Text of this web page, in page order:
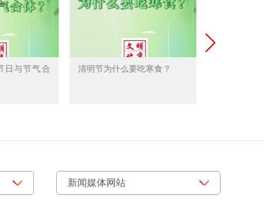
清明节为什么要吃寒食？
什么体育运动和清明节有